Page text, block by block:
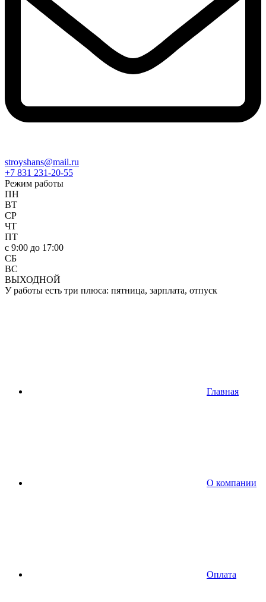
stroyshans@mail.ru
+7 831 231-20-55
Режим работы
ПН
ВТ
СР
ЧТ
ПТ
c 9:00 до 17:00
СБ
ВС
ВЫХОДНОЙ
У работы есть три плюса: пятница, зарплата, отпуск
Главная
О компании
Оплата